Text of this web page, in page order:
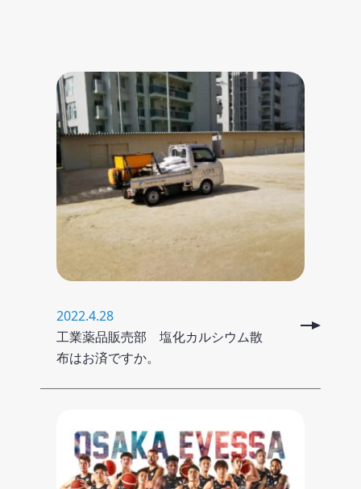
2022.4.28
工業薬品販売部 塩化カルシウム散
布はお済ですか。